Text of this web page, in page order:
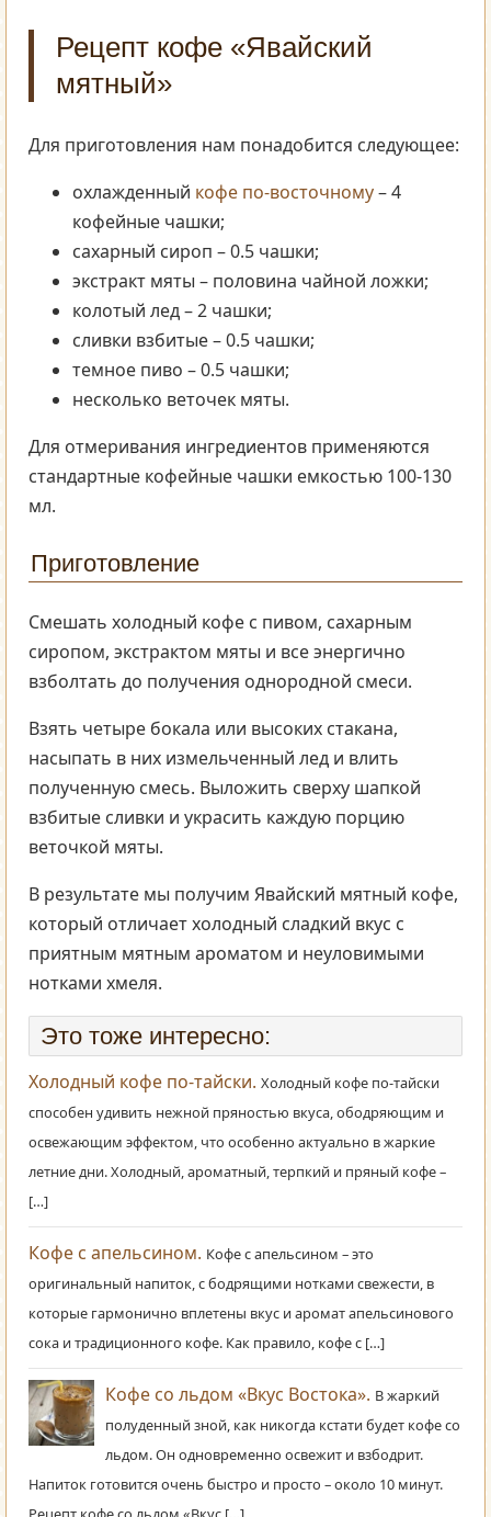
Рецепт кофе «Явайский
мятный»
Для приготовления нам понадобится следующее:
охлажденный кофе по-восточному– 4
кофейные чашки;
сахарный сироп – 0.5 чашки;
экстракт мяты – половина чайной ложки;
колотый лед – 2 чашки;
сливки взбитые – 0.5 чашки;
темное пиво – 0.5 чашки;
несколько веточек мяты.
Для отмеривания ингредиентов применяются
стандартные кофейные чашки емкостью 100-130
мл.
Приготовление
Смешать холодный кофе с пивом, сахарным
сиропом, экстрактом мяты и все энергично
взболтать до получения однородной смеси.
Взять четыре бокала или высоких стакана,
насыпать в них измельченный лед и влить
полученную смесь. Выложить сверху шапкой
взбитые сливки и украсить каждую порцию
веточкой мяты.
В результате мы получим Явайский мятный кофе,
который отличает холодный сладкий вкус с
приятным мятным ароматом и неуловимыми
нотками хмеля.
Это тоже интересно:
Холодный кофе по-тайски. Холодный кофе по-тайски
способен удивить нежной пряностью вкуса, ободряющим и
освежающим эффектом, что особенно актуально в жаркие
летние дни. Холодный, ароматный, терпкий и пряный кофе –
[…]
Кофе с апельсином. Кофе с апельсином – это
оригинальный напиток, с бодрящими нотками свежести, в
которые гармонично вплетены вкус и аромат апельсинового
сока и традиционного кофе. Как правило, кофе с […]
Кофе со льдом «Вкус Востока». В жаркий
полуденный зной, как никогда кстати будет кофе со
льдом. Он одновременно освежит и взбодрит.
Напиток готовится очень быстро и просто – около 10 минут.